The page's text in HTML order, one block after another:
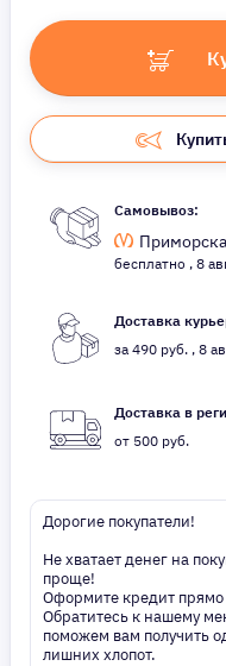
Самовывоз:
бесплатно , 8
Доставка
за 490 руб. , 8
Доставка в
от 500 руб.
Дорогие покупатели!
Не хватает денег на
проще!
Оформите кредит
Обратитесь к нашему
поможем вам получить
лишних хлопот.